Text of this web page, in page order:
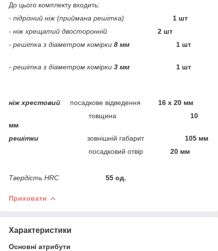
До цього комплекту входить:
- підрізний ніж (приймана решітка)
1 шт
- ніж хрещатий двосторонній
2 шт
- решітка з діаметром комірки 8 мм 1 шт
- решітка з діаметром комірки 3 мм 1 шт
ніж хрестовий посадкове відведення 16 х 20 мм
товщина 10
мм
решітки
зовнішній габарит105 мм
посадковий отвір 20 мм
Твердість HRC 55 од.
Приховати
Характеристики
Основні атрибути